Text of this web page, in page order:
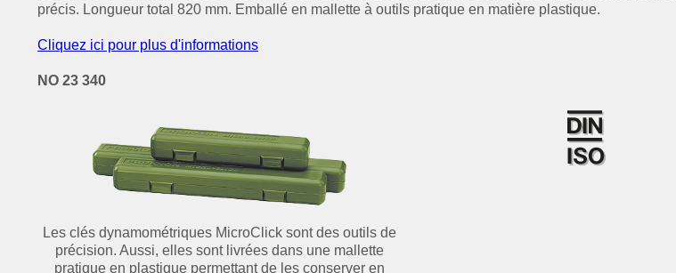
précis. Longueur total 820 mm. Emballé en mallette à outils pratique en matière plastique.
Cliquez ici pour plus d'informations
NO 23 340
Les clés dynamométriques MicroClick sont des outils de
précision. Aussi, elles sont livrées dans une mallette
pratique en plastique permettant de les conserver en